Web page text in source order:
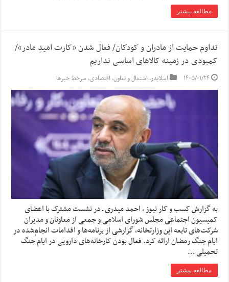
مطالعه بیشتر
تداوم حمایت از مادران و کودکان/ فعال شدن «کارت امیدِ مادر»/
کمبودی در زمینه کالاهای اساسی نداریم
۱۴۰۵/۰۱/۲۴ اسلایدر,اشتغال و تعاون,اقتصادی,سرخط خبرها
به گزارش کسب و کار نیوز ، احمد میدری ـ در نشست مشترک با اعضای
کمیسیون اجتماعی مجلس شورای اسلامی و جمعی از معاونان و مدیران
شرکت‌های تابعه این وزارتخانه، گزارشی از برنامه‌ها و اقدامات انجام‌شده در
ایام جنگ رمضان ارائه کرد. فعال بودن کارخانه‌های دارویی در ایام جنگ
تحمیلی …
مطالعه بیشتر